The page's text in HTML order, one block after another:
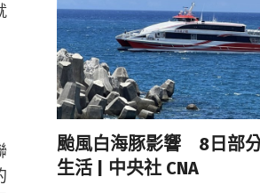
颱風白海豚影響 8日部分
生活 | 中央社 CNA